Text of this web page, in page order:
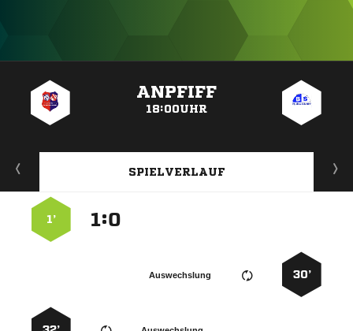
ANPFIFF
18:00UHR
SPIELVERLAUF
:
1’
30’
Auswechslung